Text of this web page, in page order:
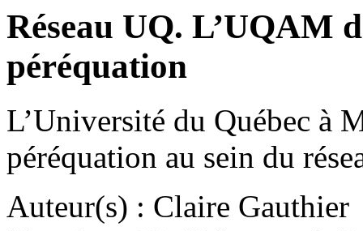
Réseau UQ. L’UQAM
péréquation
L’Université du Québec à
péréquation au sein du
Auteur(s) : Claire Gauthier